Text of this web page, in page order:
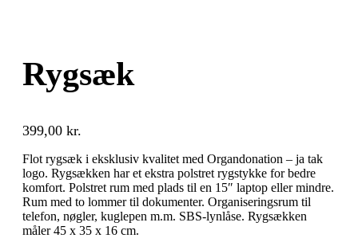
Rygsæk
399,00 kr.
Flot rygsæk i eksklusiv kvalitet med Organdonation – ja tak
logo. Rygsækken har et ekstra polstret rygstykke for bedre
komfort. Polstret rum med plads til en 15″ laptop eller mindre.
Rum med to lommer til dokumenter. Organiseringsrum til
telefon, nøgler, kuglepen m.m. SBS-lynlåse. Rygsækken
måler 45 x 35 x 16 cm.